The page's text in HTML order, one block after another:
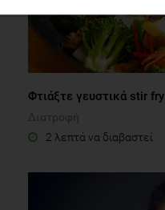
Φτιάξτε γευστικά stir fry
Διατροφή
2 λεπτά να διαβαστεί